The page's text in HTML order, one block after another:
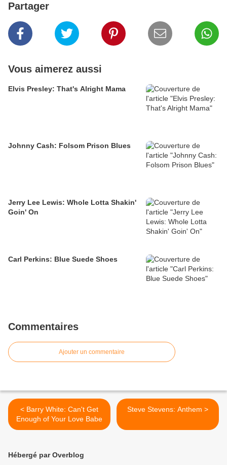
Partager
Vous aimerez aussi
Elvis Presley: That's Alright Mama
Johnny Cash: Folsom Prison Blues
Jerry Lee Lewis: Whole Lotta Shakin'
Goin' On
Carl Perkins: Blue Suede Shoes
Commentaires
Ajouter un commentaire
< Barry White: Can't Get
Enough of Your Love Babe
Steve Stevens: Anthem >
Hébergé par Overblog